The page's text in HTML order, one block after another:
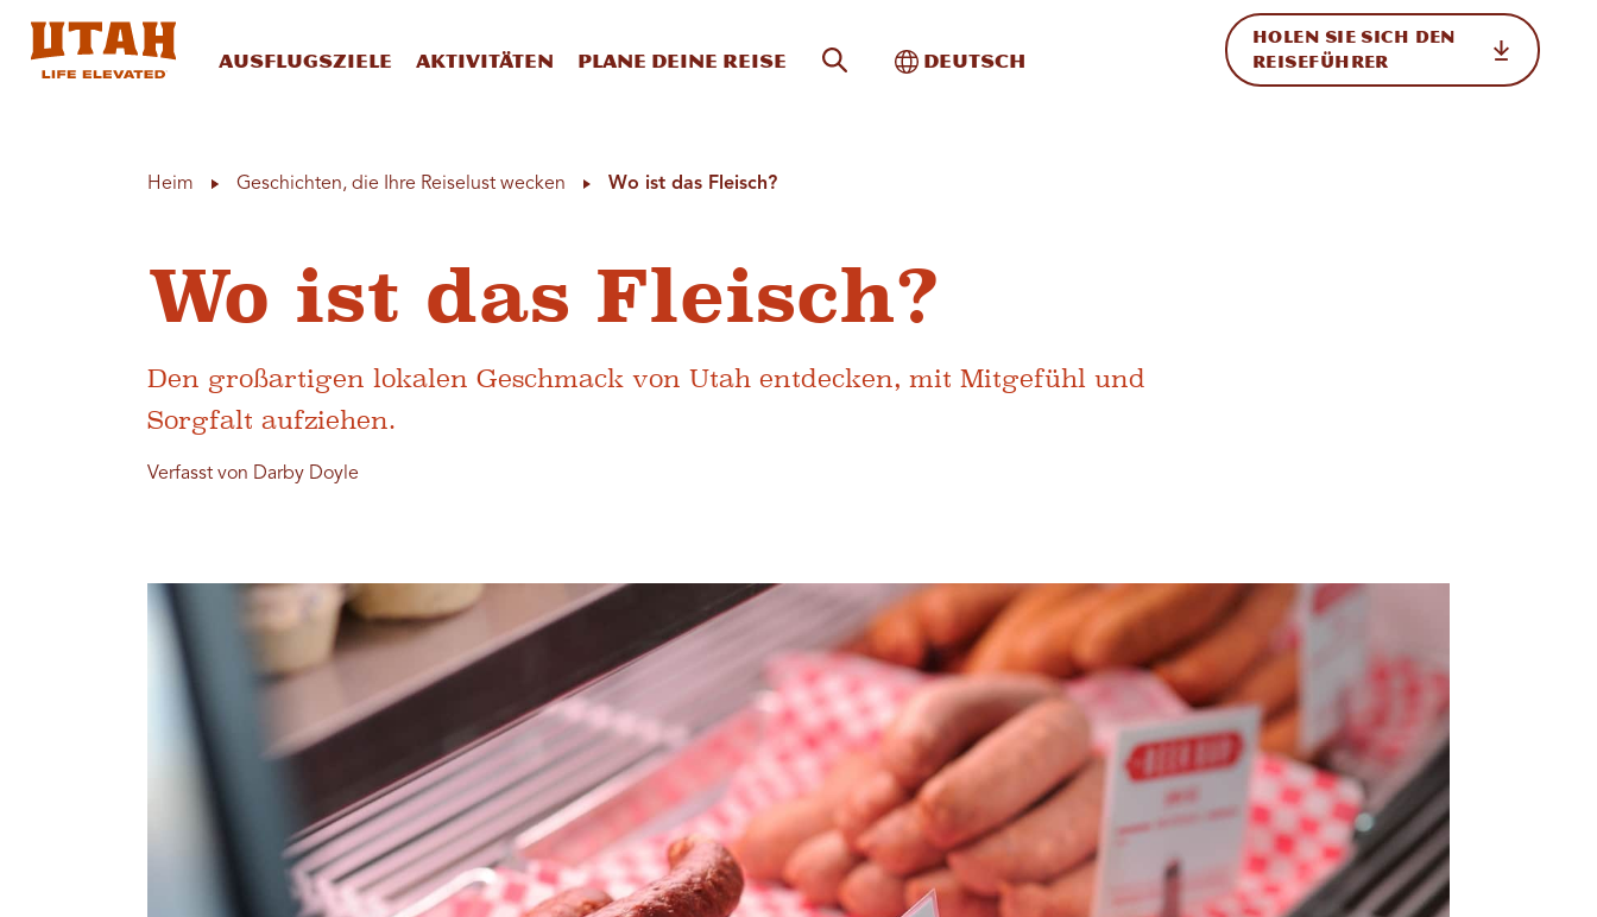
Ausflugsziele Aktivitäten Plane deine Reise Website-Suche
Toggle International
Deutsch
HOLEN SIE SICH DEN
REISEFÜHRER
Heim Geschichten, die Ihre Reiselust wecken Wo ist das Fleisch?
Wo ist das Fleisch?
Den großartigen lokalen Geschmack von Utah entdecken, mit Mitgefühl und
Sorgfalt aufziehen.
Verfasst von Darby Doyle